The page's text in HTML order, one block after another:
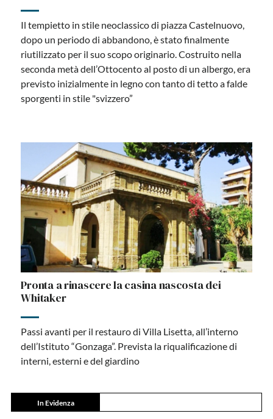
Il tempietto in stile neoclassico di piazza Castelnuovo,
dopo un periodo di abbandono, è stato finalmente
riutilizzato per il suo scopo originario. Costruito nella
seconda metà dell’Ottocento al posto di un albergo, era
previsto inizialmente in legno con tanto di tetto a falde
sporgenti in stile "svizzero”
Pronta a rinascere la casina nascosta dei
Whitaker
Passi avanti per il restauro di Villa Lisetta, all’interno
dell’Istituto “Gonzaga”. Prevista la riqualificazione di
interni, esterni e del giardino
In Evidenza